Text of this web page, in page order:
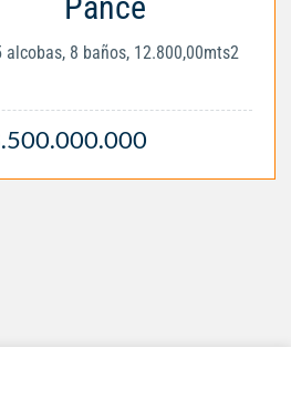
alcobas, 8 baños, 12.800,00mts2